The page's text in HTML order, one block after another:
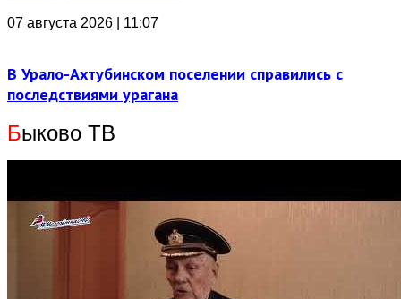
07 августа 2026 | 11:07
В Урало-Ахтубинском поселении справились с
последствиями урагана
Быково ТВ